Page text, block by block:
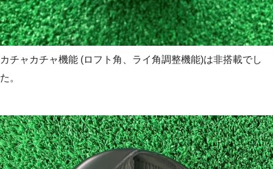
カチャカチャ機能 (ロフト角、ライ角調整機能)は非搭載でし
た。